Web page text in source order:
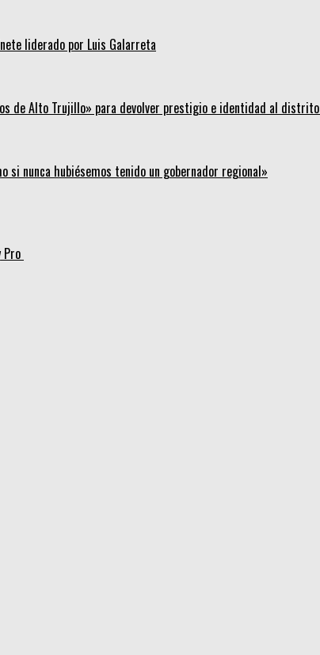
liderado por Luis Galarreta
de Alto Trujillo» para devolver prestigio e identidad al distrito
si nunca hubiésemos tenido un gobernador regional»
Pro